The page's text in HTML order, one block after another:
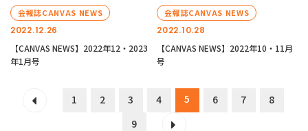
2022.12.26
会報誌CANVAS NEWS
【CANVAS NEWS】2022年12・2023
年1月号
2022.10.28
会報誌CANVAS NEWS
【CANVAS NEWS】2022年10・11月
号
1 2 3 4 5 6 7
8
9